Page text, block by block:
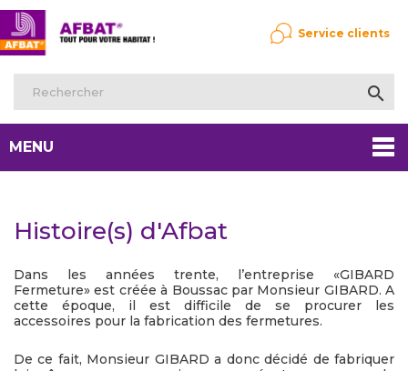

Service clients
MENU
Histoire(s) d'Afbat
Dans les années trente, l’entreprise «GIBARD
Fermeture» est créée à Boussac par Monsieur GIBARD. A
cette époque, il est difficile de se procurer les
accessoires pour la fabrication des fermetures.
De ce fait, Monsieur GIBARD a donc décidé de fabriquer